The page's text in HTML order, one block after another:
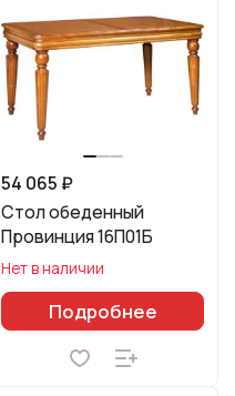
54 065 ₽
Стол обеденный
Провинция 16П01Б
Нет в наличии
Подробнее